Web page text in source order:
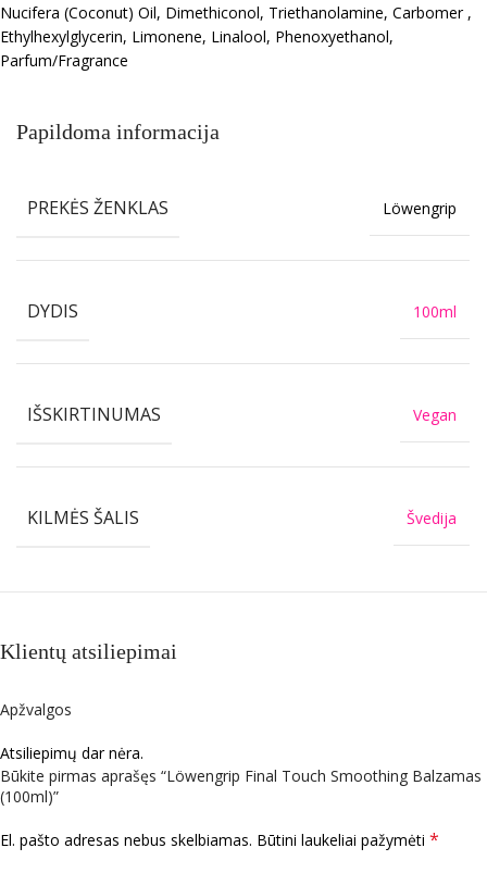
Nucifera (Coconut) Oil, Dimethiconol, Triethanolamine, Carbomer ,
Ethylhexylglycerin, Limonene, Linalool, Phenoxyethanol,
Parfum/Fragrance
Papildoma informacija
PREKĖS ŽENKLAS Löwengrip
DYDIS 100ml
IŠSKIRTINUMAS Vegan
KILMĖS ŠALIS Švedija
Klientų atsiliepimai
Apžvalgos
Atsiliepimų dar nėra.
Būkite pirmas aprašęs “Löwengrip Final Touch Smoothing Balzamas
(100ml)”
El. pašto adresas nebus skelbiamas. Būtini laukeliai pažymėti *